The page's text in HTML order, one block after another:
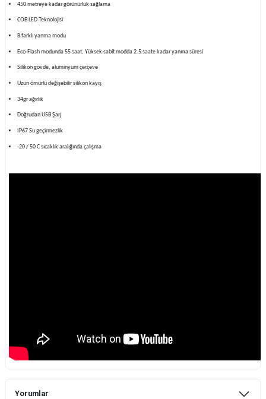
450 metreye kadar görünürlük sağlama
COB LED Teknolojisi
8 farklı yanma modu
Eco-Flash modunda 55 saat, Yüksek sabit modda 2.5 saate kadar yanma süresi
Silikon gövde, aluminyum çerçeve
Uzun ömürlü değişebilir silikon kayış
34gr ağırlık
Doğrudan USB Şarj
IP67 Su geçirmezlik
-20 / 50 C sıcaklık aralığında çalışma
Yorumlar